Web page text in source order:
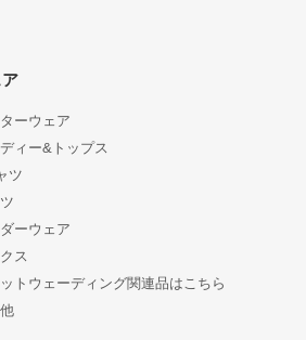
ーウェア
ィー&トップス
ツ
ーウェア
ス
トウェーディング関連品はこちら